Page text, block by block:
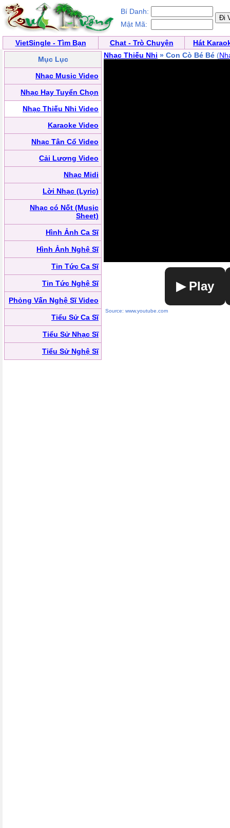
Bí Danh:
Mật Mã:
VietSingle - Tìm Bạn Chat - Trò Chuyện
Hát
Mục Lục
Nhạc Music Video
Nhạc Hay Tuyển Chọn
Nhạc Thiếu Nhi Video
Karaoke Video
Nhạc Tân Cổ Video
Cải Lương Video
Nhạc Midi
Lời Nhạc (Lyric)
Nhạc có Nốt (Music
Sheet)
Hình Ảnh Ca Sĩ
Hình Ảnh Nghệ Sĩ
Tin Tức Ca Sĩ
Tin Tức Nghệ Sĩ
Phỏng Vấn Nghệ Sĩ Video
Tiểu Sử Ca Sĩ
Tiểu Sử Nhạc Sĩ
Tiểu Sử Nghệ Sĩ
Nhạc Thiếu Nhi » Con Cò Bé Bé (
▶ Play
Source: www.youtube.com